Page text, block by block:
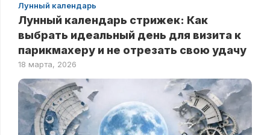
Лунный календарь
Лунный календарь стрижек: Как
выбрать идеальный день для визита к
парикмахеру и не отрезать свою удачу
18 марта, 2026